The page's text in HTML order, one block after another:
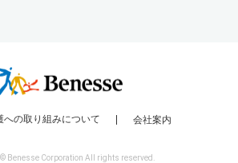
への取り組みについて 会社案内
Benesse Corporation All rights reserved.